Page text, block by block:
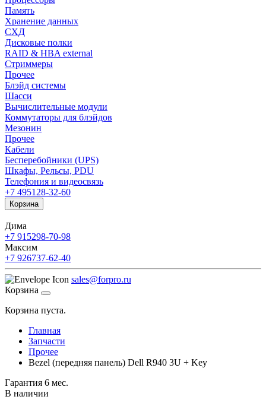
Память
Хранение данных
СХД
Дисковые полки
RAID & HBA external
Стриммеры
Прочее
Блэйд системы
Шасси
Вычислительные модули
Коммутаторы для блэйдов
Мезонин
Прочее
Кабели
Бесперебойники (UPS)
Шкафы, Рельсы, PDU
Телефония и видеосвязь
+7 495128-32-60
Корзина
Дима
+7 915298-70-98
Максим
+7 926737-62-40
sales@forpro.ru
Корзина
Корзина пуста.
Главная
Запчасти
Прочее
Bezel (передняя панель) Dell R940 3U + Key
Гарантия 6 мес.
В наличии